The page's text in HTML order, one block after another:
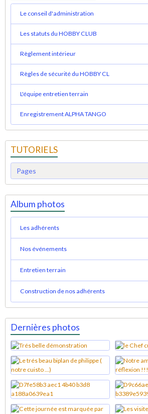
Le conseil d'administration
Les statuts du HOBBY CLUB
Règlement intérieur
Règles de sécurité du HOBBY CL
L'équipe entretien terrain
Enregistrement ALPHA TANGO
TUTORIELS
Album photos
Les adhérents
Nos événements
Entretien terrain
Construction de nos adhérents
Dernières photos